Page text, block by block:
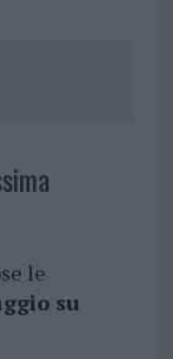
le
su